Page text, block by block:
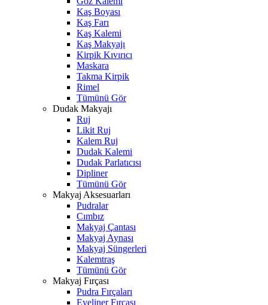
Kaş Boyası
Kaş Farı
Kaş Kalemi
Kaş Makyajı
Kirpik Kıvırıcı
Maskara
Takma Kirpik
Rimel
Tümünü Gör
Dudak Makyajı
Ruj
Likit Ruj
Kalem Ruj
Dudak Kalemi
Dudak Parlatıcısı
Dipliner
Tümünü Gör
Makyaj Aksesuarları
Pudralar
Cımbız
Makyaj Çantası
Makyaj Aynası
Makyaj Süngerleri
Kalemtraş
Tümünü Gör
Makyaj Fırçası
Pudra Fırçaları
Eyeliner Fırçası